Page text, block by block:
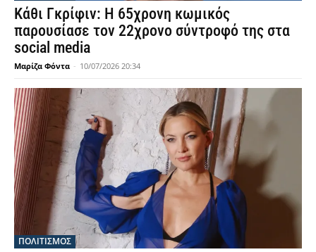
Κάθι Γκρίφιν: Η 65χρονη κωμικός
παρουσίασε τον 22χρονο σύντροφό της στα
social media
Μαρίζα Φόντα - 10/07/2026 20:34
ΠΟΛΙΤΙΣΜΟΣ